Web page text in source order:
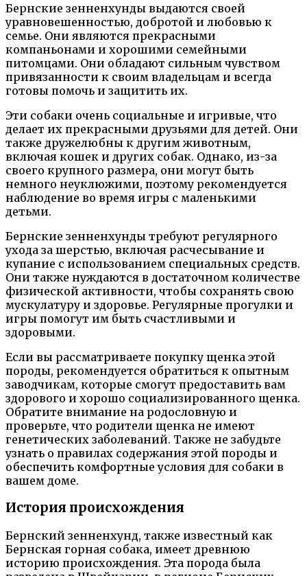
Бернские зенненхунды выдаются своей
уравновешенностью, добротой и любовью к
семье. Они являются прекрасными
компаньонами и хорошими семейными
питомцами. Они обладают сильным чувством
привязанности к своим владельцам и всегда
готовы помочь и защитить их.
Эти собаки очень социальные и игривые, что
делает их прекрасными друзьями для детей. Они
также дружелюбны к другим животным,
включая кошек и других собак. Однако, из-за
своего крупного размера, они могут быть
немного неуклюжими, поэтому рекомендуется
наблюдение во время игры с маленькими
детьми.
Бернские зенненхунды требуют регулярного
ухода за шерстью, включая расчесывание и
купание с использованием специальных средств.
Они также нуждаются в достаточном количестве
физической активности, чтобы сохранять свою
мускулатуру и здоровье. Регулярные прогулки и
игры помогут им быть счастливыми и
здоровыми.
Если вы рассматриваете покупку щенка этой
породы, рекомендуется обратиться к опытным
заводчикам, которые смогут предоставить вам
здорового и хорошо социализированного щенка.
Обратите внимание на родословную и
проверьте, что родители щенка не имеют
генетических заболеваний. Также не забудьте
узнать о правилах содержания этой породы и
обеспечить комфортные условия для собаки в
вашем доме.
История происхождения
Бернский зенненхунд, также известный как
Бернская горная собака, имеет древнюю
историю происхождения. Эта порода была